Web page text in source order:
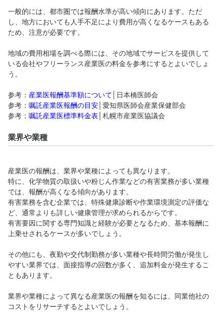
一般的には、都市圏では報酬水準が高い傾向にあります。ただ
し、地方においても人手不足により費用が高くなるケースもある
ため、注意が必要です。
地域の費用相場を調べる際には、その地域でサービスを提供して
いる会社やフリーランス産業医の料金を参考にするとよいでしょ
う。
参考： 産業医報酬基準額について │日本橋医師会
参考： 嘱託産業医報酬の目安 │愛知県医師会産業保健部会
参考： 嘱託産業医標準料金表 │札幌市産業医協議会
業界や業種
産業医の報酬は、業界や業種によっても異なります。
特に、化学物質の取扱いや粉じん作業などの有害業務が多い業種
では、報酬が高くなる傾向があります。
有害業務を含む企業では、特殊健康診断や作業環境測定の評価な
ど、通常よりも詳しい健康管理が求められるからです。
有害要因に関する専門知識と経験が必要となるため、基本報酬に
上乗せされるケースが多いでしょう。
その他にも、夜勤や交代制勤務が多い業種や長時間労働が発生し
やすい業界では、面接指導の回数が多く、追加料金が発生するこ
ともあります。
業界や業種によって異なる産業医の報酬を知るには、同業他社の
コストをリサーチするとよいでしょう。